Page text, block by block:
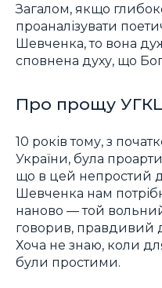
Загалом, якщо
проаналізувати
Шевченка, то вона
сповнена духу, що
Про прощу
10 років тому, з
України, була
що в цей непростий
Шевченка нам
наново — той
говорив, правдивий
Хоча не знаю, коли
були простими.